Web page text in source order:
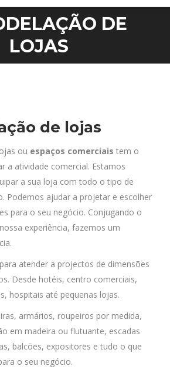
DE
LOJAS
Você está aqui:
de lojas
ou espaços comerciais tem o
a atividade comercial. Estamos
a sua loja com todo o tipo de
Podemos ajudar a projetar e escolher
para o seu negócio. Conjugando o
experiência, fazemos um
atender a projectos de dimensões
Desde hotéis, centro comerciais,
hospitais até pequenas lojas.
armários, roupeiros por medida,
em madeira ou flutuante, escadas
balcões, expositores e tudo o que
o seu negócio.